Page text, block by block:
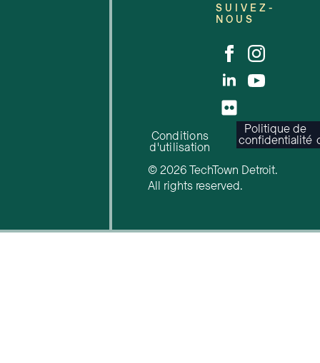
SUIVEZ-
NOUS
Conditions
d'utilisation
Politique de
confidentialité
© 2026 TechTown Detroit.
All rights reserved.